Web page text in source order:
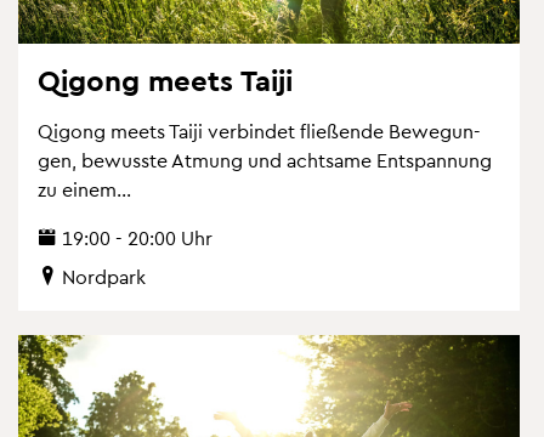
Qi­gong meets Taiji
Qi­gong meets Taiji ver­bin­det flie­ßen­de Be­we­gun­
gen, be­wuss­te At­mung und acht­sa­me Ent­span­nung
zu einem...
19:00 - 20:00 Uhr
Nord­park